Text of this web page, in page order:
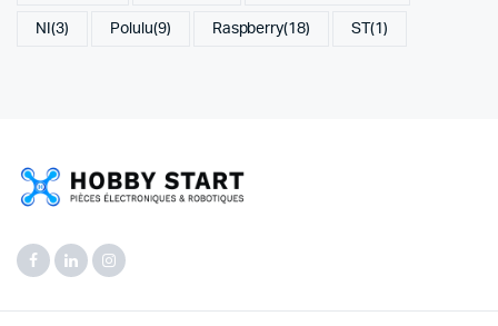
NI (3) Polulu(9) Raspberry(18) ST(1)